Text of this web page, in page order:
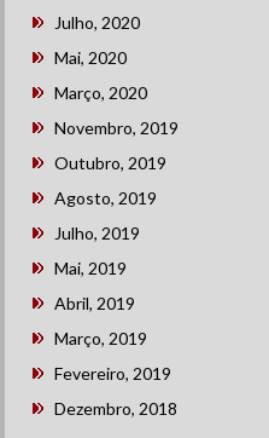
Julho, 2020
Mai, 2020
Março, 2020
Novembro, 2019
Outubro, 2019
Agosto, 2019
Julho, 2019
Mai, 2019
Abril, 2019
Março, 2019
Fevereiro, 2019
Dezembro, 2018